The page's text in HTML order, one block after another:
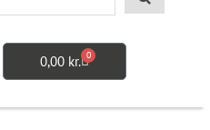
0,00 kr. 0
Kurv